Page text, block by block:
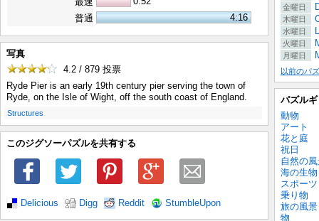
普通
4:16
写真
4.2 / 879 投票
Ryde Pier is an early 19th century pier serving the town of
Ryde, on the Isle of Wight, off the south coast of England.
Structures
このジグソーパズルを共有する
Delicious Digg Reddit StumbleUpon
金曜日
木曜日
水曜日
火曜日
月曜日
以前のパ
パズル
動物
アート
花と庭
祝日
自然の
海の生物
スポーツ
乗り物
旅の風景
物